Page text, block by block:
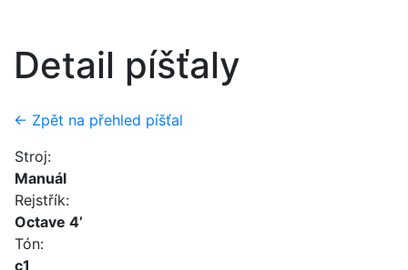
Detail píšťaly
← Zpět na přehled píšťal
Stroj:
Manuál
Rejstřík:
Octave 4’
Tón:
c1